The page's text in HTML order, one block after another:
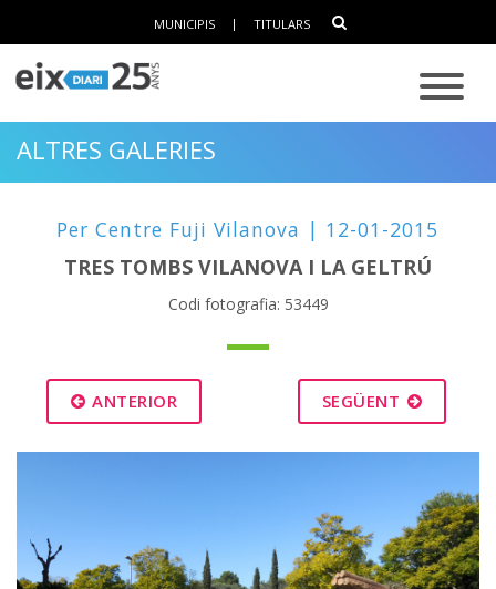
MUNICIPIS | TITULARS
ALTRES GALERIES
Per Centre Fuji Vilanova | 12-01-2015
TRES TOMBS VILANOVA I LA GELTRÚ
Codi fotografia: 53449
ANTERIOR SEGÜENT